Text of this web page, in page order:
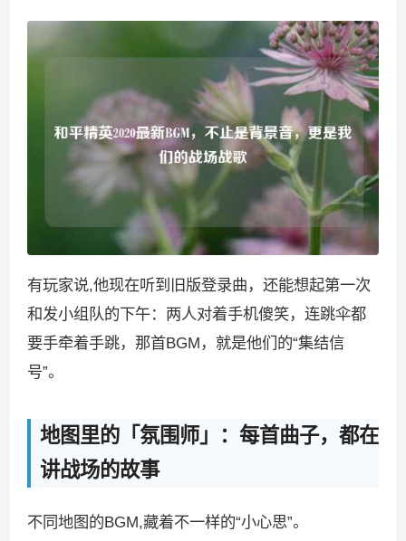
有玩家说,他现在听到旧版登录曲，还能想起第一次
和发小组队的下午：两人对着手机傻笑，连跳伞都
要手牵着手跳，那首BGM，就是他们的“集结信
号”。
地图里的「氛围师」：每首曲子，都在
讲战场的故事
不同地图的BGM,藏着不一样的“小心思”。